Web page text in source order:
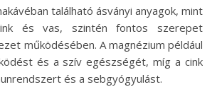
található ásványi anyagok, mint
és vas, szintén fontos szerepet
működésében. A magnézium például
és a szív egészségét, míg a cink
és a sebgyógyulást.